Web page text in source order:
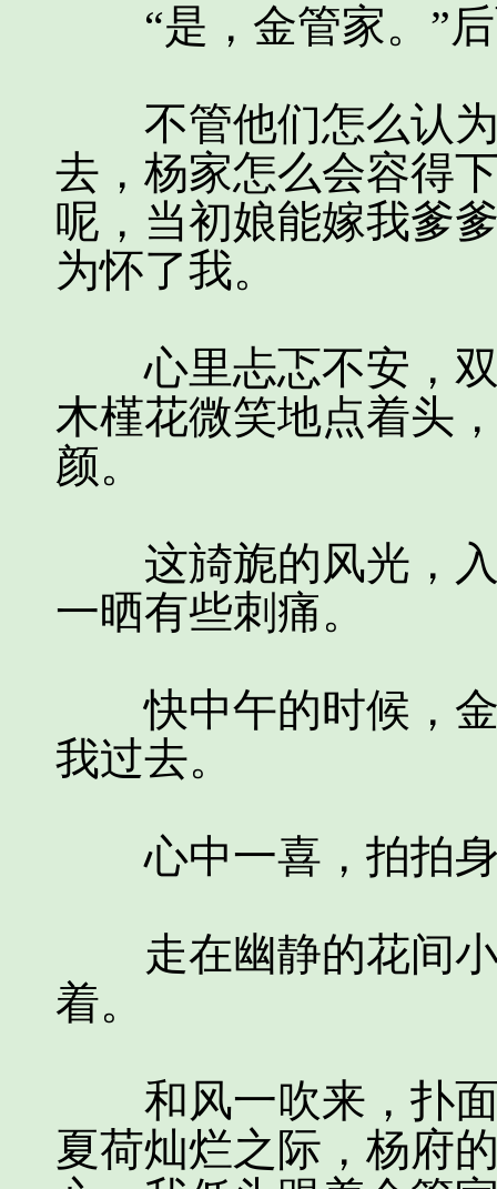
“是，金管家。”后
不管他们怎么认为
去，杨家怎么会容得
呢，当初娘能嫁我爹
为怀了我。
心里忐忑不安，双
木槿花微笑地点着头
颜。
这旑旎的风光，入
一晒有些刺痛。
快中午的时候，金
我过去。
心中一喜，拍拍身
走在幽静的花间小
着。
和风一吹来，扑面
夏荷灿烂之际，杨府